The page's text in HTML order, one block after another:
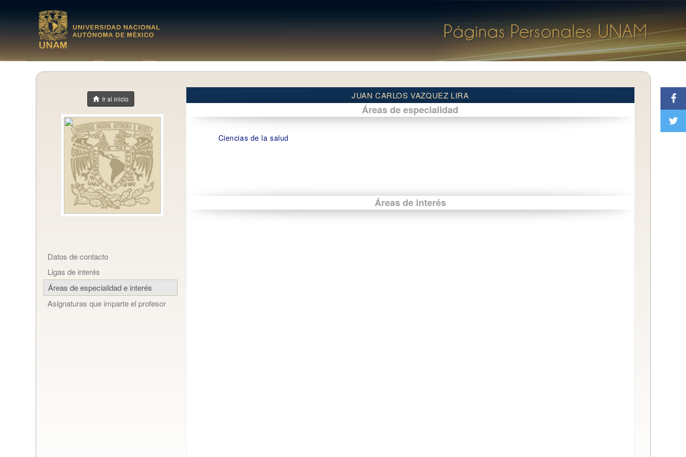
Ir al inicio
Datos de contacto
Ligas de interés
Áreas de especialidad e interés
Asignaturas que imparte el profesor
JUAN CARLOS VAZQUEZ LIRA
Áreas de especialidad
Ciencias de la salud
Áreas de interés